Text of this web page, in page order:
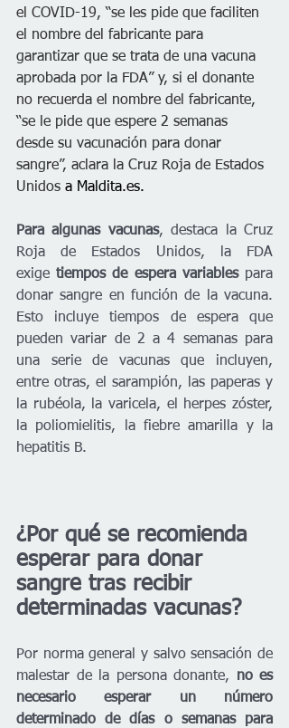
el COVID-19, “se les pide que faciliten
el nombre del fabricante para
garantizar que se trata de una vacuna
aprobada por la FDA” y, si el donante
no recuerda el nombre del fabricante,
“se le pide que espere 2 semanas
desde su vacunación para donar
sangre”, aclara la Cruz Roja de Estados
Unidos a Maldita.es.
Para algunas vacunas, destaca la Cruz
Roja de Estados Unidos, la FDA
exige tiempos de espera variables para
donar sangre en función de la vacuna.
Esto incluye tiempos de espera que
pueden variar de 2 a 4 semanas para
una serie de vacunas que incluyen,
entre otras, el sarampión, las paperas y
la rubéola, la varicela, el herpes zóster,
la poliomielitis, la fiebre amarilla y la
hepatitis B.
¿Por qué se recomienda
esperar para donar
sangre tras recibir
determinadas vacunas?
Por norma general y salvo sensación de
malestar de la persona donante, no es
necesario esperar un número
determinado de días o semanas para